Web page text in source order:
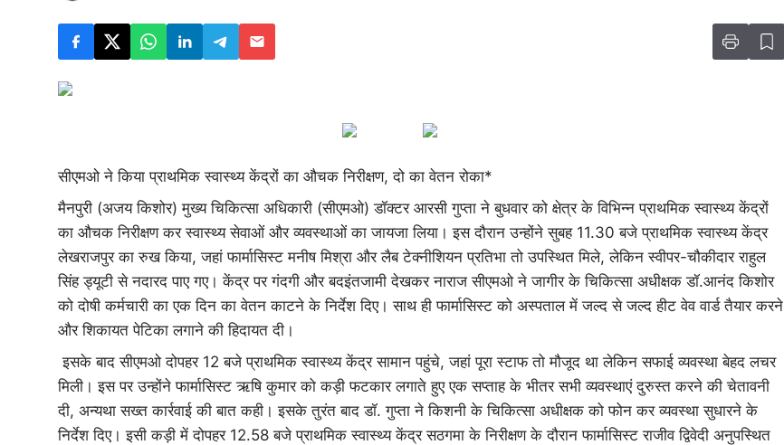
सीएमओ ने किया प्राथमिक स्वास्थ्य केंद्रों का औचक निरीक्षण, दो का वेतन रोका*
मैनपुरी (अजय किशोर) मुख्य चिकित्सा अधिकारी (सीएमओ) डॉक्टर आरसी गुप्ता ने बुधवार को क्षेत्र के विभिन्न प्राथमिक स्वास्थ्य केंद्रों
का औचक निरीक्षण कर स्वास्थ्य सेवाओं और व्यवस्थाओं का जायजा लिया। इस दौरान उन्होंने सुबह 11.30 बजे प्राथमिक स्वास्थ्य केंद्र
लेखराजपुर का रुख किया, जहां फार्मासिस्ट मनीष मिश्रा और लैब टेक्नीशियन प्रतिभा तो उपस्थित मिले, लेकिन स्वीपर-चौकीदार राहुल
सिंह ड्यूटी से नदारद पाए गए। केंद्र पर गंदगी और बदइंतजामी देखकर नाराज सीएमओ ने जागीर के चिकित्सा अधीक्षक डॉ.आनंद किशोर
को दोषी कर्मचारी का एक दिन का वेतन काटने के निर्देश दिए। साथ ही फार्मासिस्ट को अस्पताल में जल्द से जल्द हीट वेव वार्ड तैयार करने
और शिकायत पेटिका लगाने की हिदायत दी।
इसके बाद सीएमओ दोपहर 12 बजे प्राथमिक स्वास्थ्य केंद्र सामान पहुंचे, जहां पूरा स्टाफ तो मौजूद था लेकिन सफाई व्यवस्था बेहद लचर
मिली। इस पर उन्होंने फार्मासिस्ट ऋषि कुमार को कड़ी फटकार लगाते हुए एक सप्ताह के भीतर सभी व्यवस्थाएं दुरुस्त करने की चेतावनी
दी, अन्यथा सख्त कार्रवाई की बात कही। इसके तुरंत बाद डॉ. गुप्ता ने किशनी के चिकित्सा अधीक्षक को फोन कर व्यवस्था सुधारने के
निर्देश दिए। इसी कड़ी में दोपहर 12.58 बजे प्राथमिक स्वास्थ्य केंद्र सठगमा के निरीक्षण के दौरान फार्मासिस्ट राजीव द्विवेदी अनुपस्थित